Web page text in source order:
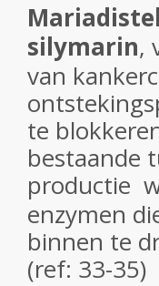
silymarin,
van
te
bestaande
productie
enzymen
binnen te
(ref: 33-35)